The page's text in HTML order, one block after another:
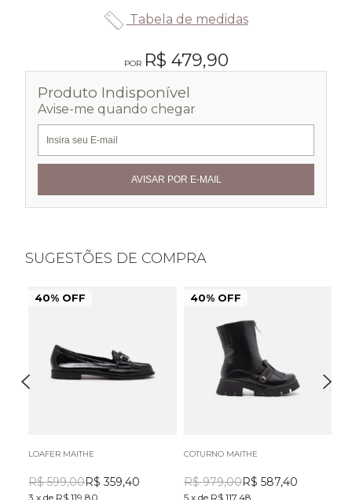
Tabela de medidas
R$ 479,90
Produto Indisponível
Avise-me quando chegar
SUGESTÕES DE COMPRA
40% OFF
LOAFER MAITHE
R$ 599,00R$ 359,40
3 x de R$ 119,80
40% OFF
COTURNO MAITHE
R$ 979,00R$ 587,40
5 x de R$ 117,48